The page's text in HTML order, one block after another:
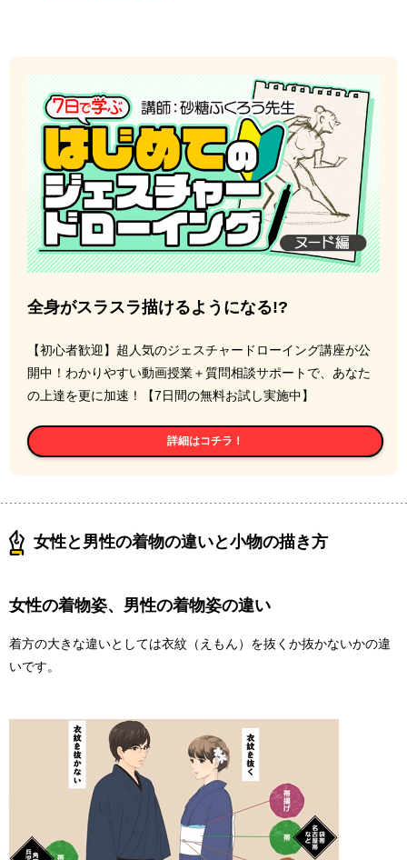
全身がスラスラ描けるようになる!?
【初心者歓迎】超人気のジェスチャードローイング講座が公
開中！わかりやすい動画授業＋質問相談サポートで、あなた
の上達を更に加速！【7日間の無料お試し実施中】
詳細はコチラ！
女性と男性の着物の違いと小物の描き方
女性の着物姿、男性の着物姿の違い
着方の大きな違いとしては衣紋（えもん）を抜くか抜かないかの違
いです。